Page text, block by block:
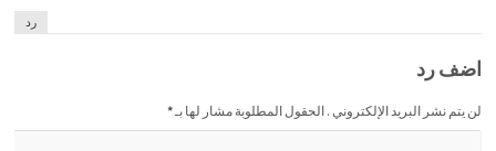
رد
اضف رد
لن يتم نشر البريد الإلكتروني . الحقول المطلوبة مشار لها بـ*